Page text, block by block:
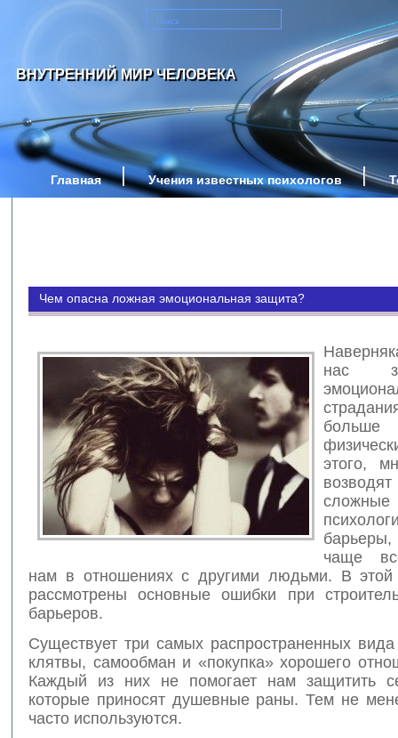
ВНУТРЕННИЙ МИР ЧЕЛОВЕКА
Главная Учения известных психологов
Чем опасна ложная эмоциональная защита?
нас
этого,
сложные
чаще
нам в отношениях с другими людьми. В этой
рассмотрены основные ошибки при
барьеров.
Существует три самых распространенных
клятвы, самообман и «покупка» хорошего
Каждый из них не помогает нам защитить
которые приносят душевные раны. Тем не
часто используются.